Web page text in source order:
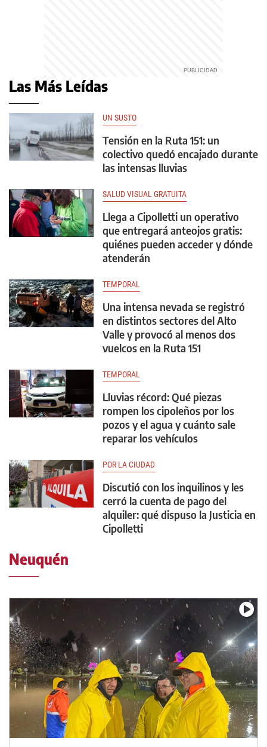
Las Más Leídas
UN SUSTO
Tensión en la Ruta 151: un
colectivo quedó encajado durante
las intensas lluvias
SALUD VISUAL GRATUITA
Llega a Cipolletti un operativo
que entregará anteojos gratis:
quiénes pueden acceder y dónde
atenderán
TEMPORAL
Una intensa nevada se registró
en distintos sectores del Alto
Valle y provocó al menos dos
vuelcos en la Ruta 151
TEMPORAL
Lluvias récord: Qué piezas
rompen los cipoleños por los
pozos y el agua y cuánto sale
reparar los vehículos
POR LA CIUDAD
Discutió con los inquilinos y les
cerró la cuenta de pago del
alquiler: qué dispuso la Justicia en
Cipolletti
Neuquén